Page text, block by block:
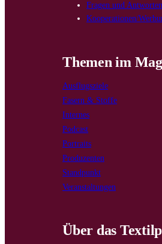
Fragen und Antworten
Kooperationen/
Themen im
Ausflugsziele
Fasern & Stoffe
Internes
Podcast
Portraits
Produzenten
Standpunkt
Veranstaltungen
Über das